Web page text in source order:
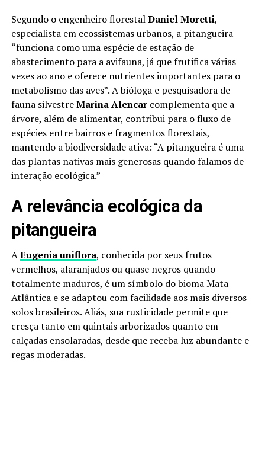
Segundo o engenheiro florestalDaniel Moretti,
especialista em ecossistemas urbanos, a pitangueira
“funciona como uma espécie de estação de
abastecimento para a avifauna, já que frutifica várias
vezes ao ano e oferece nutrientes importantes para o
metabolismo das aves”. A bióloga e pesquisadora de
fauna silvestreMarina Alencarcomplementa que a
árvore, além de alimentar, contribui para o fluxo de
espécies entre bairros e fragmentos florestais,
mantendo a biodiversidade ativa: “A pitangueira é uma
das plantas nativas mais generosas quando falamos de
interação ecológica.”
A relevância ecológica da
pitangueira
AEugenia uniflora, conhecida por seus frutos
vermelhos, alaranjados ou quase negros quando
totalmente maduros, é um símbolo do bioma Mata
Atlântica e se adaptou com facilidade aos mais diversos
solos brasileiros. Aliás, sua rusticidade permite que
cresça tanto em quintais arborizados quanto em
calçadas ensolaradas, desde que receba luz abundante e
regas moderadas.